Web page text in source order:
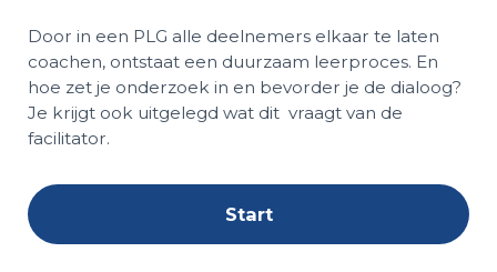
Door in een PLG alle deelnemers elkaar te laten
coachen, ontstaat een duurzaam leerproces. En
hoe zet je onderzoek in en bevorder je de dialoog?
Je krijgt ook uitgelegd wat dit vraagt van de
facilitator.
Start